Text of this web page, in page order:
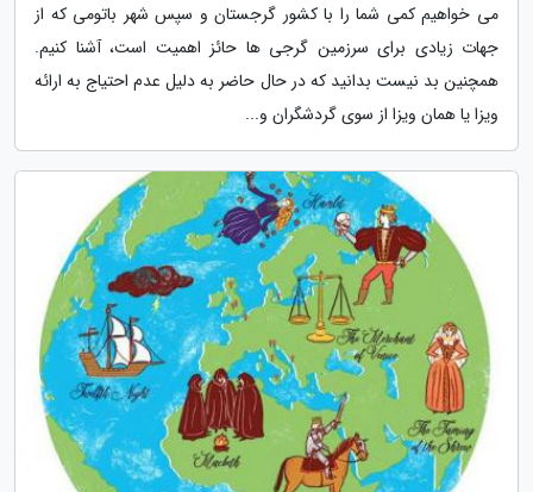
می خواهیم کمی شما را با کشور گرجستان و سپس شهر باتومی که از
جهات زیادی برای سرزمین گرجی ها حائز اهمیت است، آشنا کنیم.
همچنین بد نیست بدانید که در حال حاضر به دلیل عدم احتیاج به ارائه
ویزا یا همان ویزا از سوی گردشگران و...